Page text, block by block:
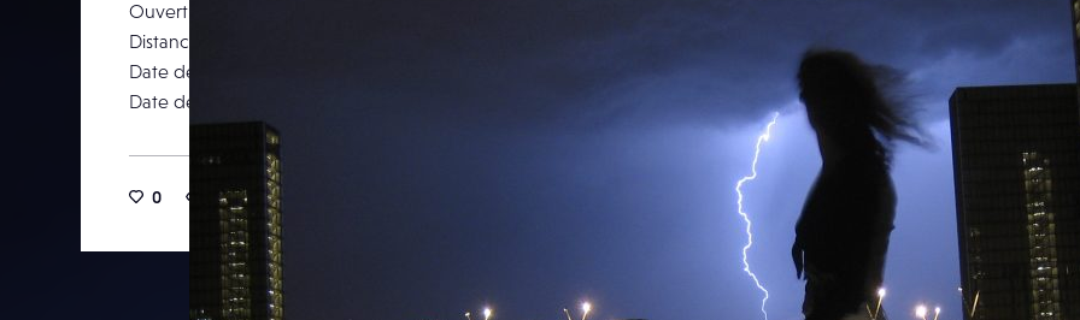
Ouverture
Distance focale
Date de prise de vue
Date de publication
0 14 2